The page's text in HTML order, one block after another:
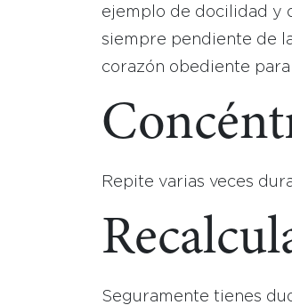
ejemplo de docilidad y
siempre pendiente de
corazón obediente
Repite varias veces
Seguramente tienes